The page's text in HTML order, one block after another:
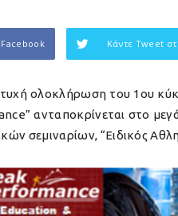
Κάντε Tweet
ολοκλήρωση του 1ου
ανταποκρίνεται στο
σεμιναρίων, “Ειδικός